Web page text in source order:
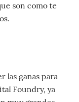
son como te
las ganas para
Foundry, ya